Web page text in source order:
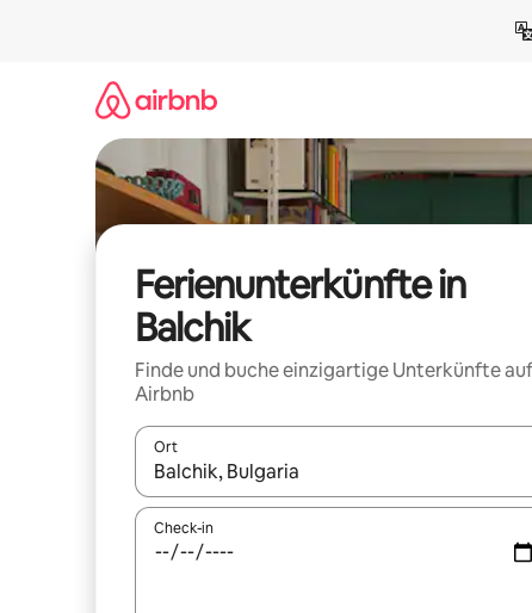
Ferienunterkünfte in
Balchik
Finde und buche einzigartige Unterkünfte auf
Airbnb
Ort
Wenn Ergebnisse verfügbar sind, navigiere mit
Check-in